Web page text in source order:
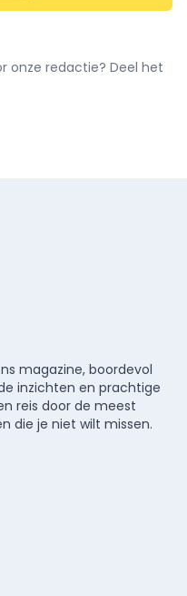
onze redactie? Deel het
magazine, boordevol
inzichten en prachtige
reis door de meest
die je niet wilt missen.